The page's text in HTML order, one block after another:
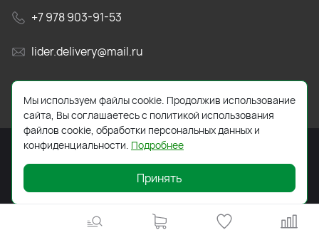
+7 978 903-91-53
lider.delivery@mail.ru
просп. Генерала Острякова, 65А
2026 © Все права защищены. Работает наReadyScript
Мы используем файлы cookie. Продолжив использование
сайта, Вы соглашаетесь с политикой использования
файлов cookie, обработки персональных данных и
конфиденциальности. Подробнее
Принять